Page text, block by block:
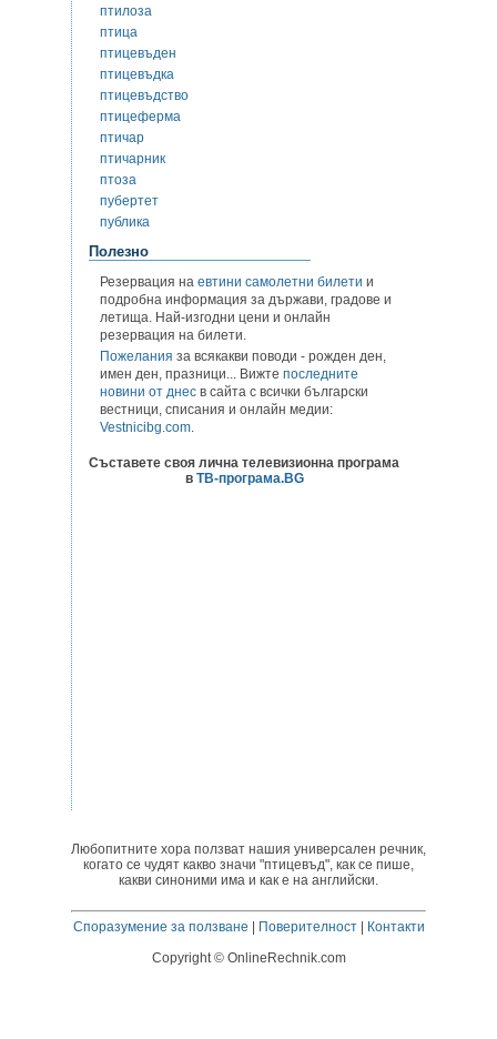
птилоза
птица
птицевъден
птицевъдка
птицевъдство
птицеферма
птичар
птичарник
птоза
пубертет
публика
Полезно
Резервация на евтини самолетни билети и
подробна информация за държави, градове и
летища. Най-изгодни цени и онлайн
резервация на билети.
Пожелания за всякакви поводи - рожден ден,
имен ден, празници... Вижте последните
новини от днес в сайта с всички български
вестници, списания и онлайн медии:
Vestnicibg.com.
Съставете своя лична телевизионна програма
в ТВ-програма.BG
Любопитните хора ползват нашия универсален речник,
когато се чудят какво значи "птицевъд", как се пише,
какви синоними има и как е на английски.
Споразумение за ползване | Поверителност| Контакти
Copyright © OnlineRechnik.com